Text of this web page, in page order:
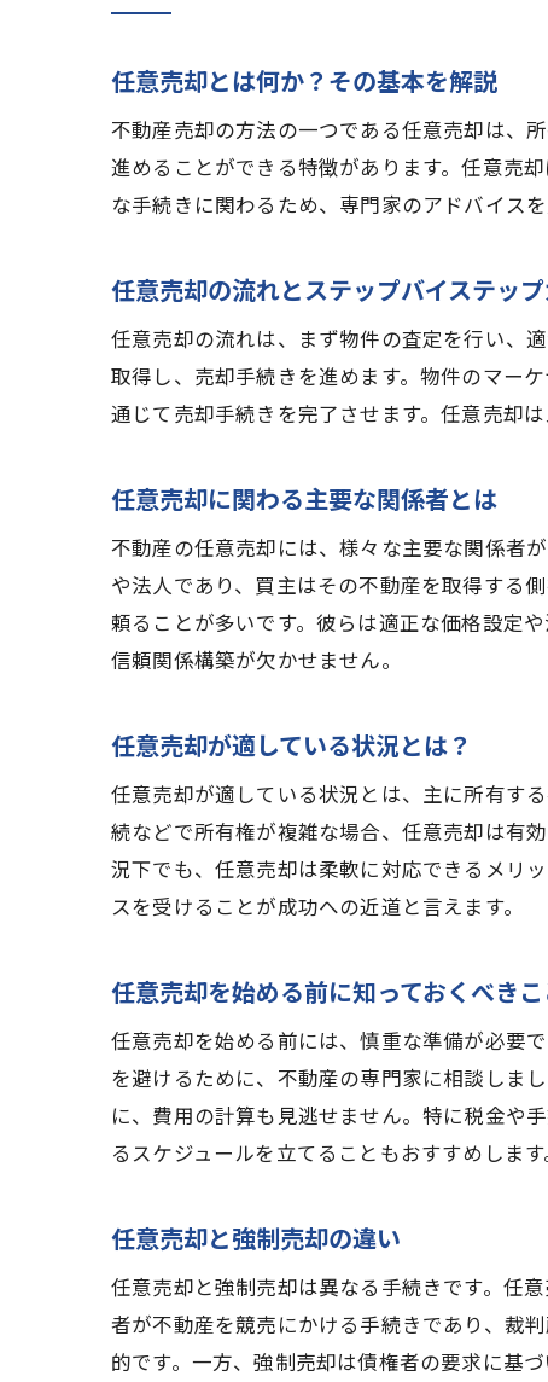
適正
法的
債務
任意
任意売却とは何か？その基本を解説
不動産売却の方法の一つである任意売却は、
進めることができる特徴があります。任意売
な手続きに関わるため、専門家のアドバイスを
任意売却の流れとステップバイステッ
任意売却の流れは、まず物件の査定を行い、
取得し、売却手続きを進めます。物件のマー
通じて売却手続きを完了させます。任意売却
任意売却に関わる主要な関係者とは
不動産の任意売却には、様々な主要な関係者
や法人であり、買主はその不動産を取得する
頼ることが多いです。彼らは適正な価格設定
信頼関係構築が欠かせません。
任意売却が適している状況とは？
任意売却が適している状況とは、主に所有す
続などで所有権が複雑な場合、任意売却は有
況下でも、任意売却は柔軟に対応できるメリ
スを受けることが成功への近道と言えます。
任意売却を始める前に知っておくべきこ
任意売却を始める前には、慎重な準備が必要
を避けるために、不動産の専門家に相談しま
に、費用の計算も見逃せません。特に税金や
るスケジュールを立てることもおすすめしま
任意売却と強制売却の違い
任意売却と強制売却は異なる手続きです。任
者が不動産を競売にかける手続きであり、裁
的です。一方、強制売却は債権者の要求に基